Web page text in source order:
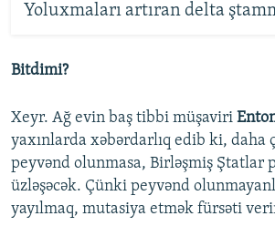
Yoluxmaları artıran delta
Bitdimi?
Xeyr. Ağ evin baş tibbi müşaviri
yaxınlarda xəbərdarlıq edib ki, daha
peyvənd olunmasa, Birləşmiş Ştatlar
üzləşəcək. Çünki peyvənd
yayılmaq, mutasiya etmək fürsəti